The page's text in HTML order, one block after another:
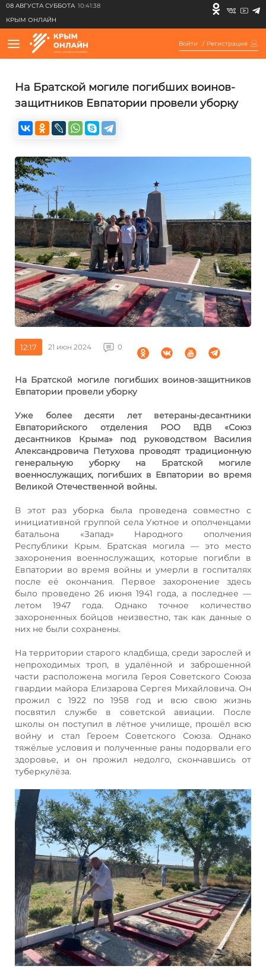
08 АВГУСТА СУББОТА 10:41:38
КРЫМ ОНЛАЙН
Войти / Регистрация
На Братской могиле погибших воинов-
защитников Евпатории провели уборку
12:17 21 июн 2024 0
На Братской могиле погибших воинов-защитников
Евпатории провели уборку
Уже более десяти лет ветераны-десантники
Евпаторийского отделения РОО ВДВ «Союз
десантников Крыма» под руководством Василия
Александровича Петухова проводят традиционную
генеральную уборку на Братской могиле
военнослужащих, погибших в Евпатории во время
Великой Отечественной войны.
В этот раз уборка была проведена совместно с
инициативной группой села Уютное и ополченцами
батальона «Запад» Народного ополчения
Республики Крым. Братская могила — это место
захоронения военнослужащих, которые погибли в
Евпатории во время войны и умерли в госпиталях
после её окончания. Первое захоронение здесь
было проведено 26 июня 1941 года, а последнее —
летом 1947 года. Однако точное количество
захороненных бойцов неизвестно, так как данные о
них не были сохранены.
На территории старого кладбища, среди зарослей и
непроходимых троп, в удалённой и заброшенной
части расположена могила Героя Советского Союза
гвардии майора Елизарова Сергея Михайловича. Он
прожил с 1922 по 1958 год и всю свою жизнь
посвятил службе в советской авиации. После
школы он поступил в лётное училище, прошёл всю
войну и стал Героем Советского Союза. Однако
тяжёлые условия и полученные раны подорвали его
здоровье, и он прожил недолго, скончавшись от
туберкулёза.